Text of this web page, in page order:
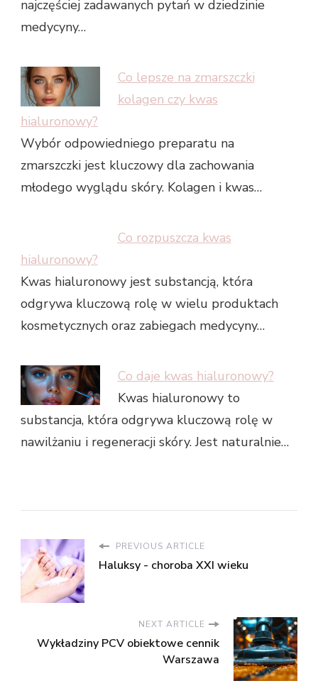
najczęściej zadawanych pytań w dziedzinie
medycyny…
Co lepsze na zmarszczki
kolagen czy kwas
hialuronowy?
Wybór odpowiedniego preparatu na
zmarszczki jest kluczowy dla zachowania
młodego wyglądu skóry. Kolagen i kwas…
Co rozpuszcza kwas
hialuronowy?
Kwas hialuronowy jest substancją, która
odgrywa kluczową rolę w wielu produktach
kosmetycznych oraz zabiegach medycyny…
Co daje kwas hialuronowy?
Kwas hialuronowy to
substancja, która odgrywa kluczową rolę w
nawilżaniu i regeneracji skóry. Jest naturalnie…
PREVIOUS ARTICLE
Haluksy - choroba XXI wieku
NEXT ARTICLE
Wykładziny PCV obiektowe cennik
Warszawa